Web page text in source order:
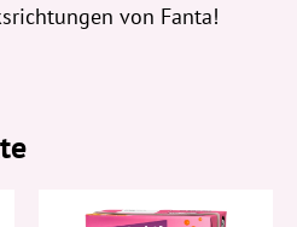
von Fanta!